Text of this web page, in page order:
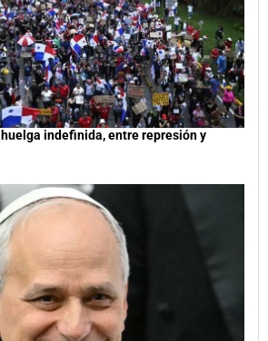
indefinida, entre represión y